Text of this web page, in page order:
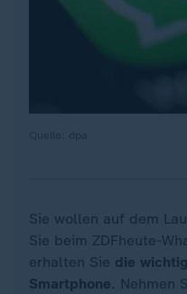
Sie wollen auf dem
Sie beim ZDFheute-
erhalten Sie die
Smartphone. Nehmen